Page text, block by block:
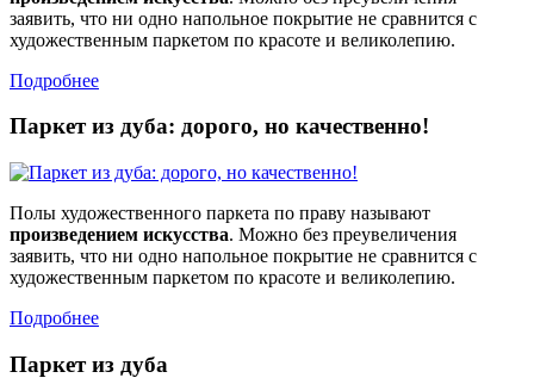
заявить, что ни одно напольное покрытие не сравнится с
художественным паркетом по красоте и великолепию.
Подробнее
Паркет из дуба: дорого, но качественно!
Полы художественного паркета по праву называют
произведением искусства. Можно без преувеличения
заявить, что ни одно напольное покрытие не сравнится с
художественным паркетом по красоте и великолепию.
Подробнее
Паркет из дуба